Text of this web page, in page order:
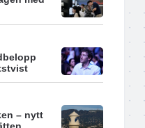
– nytt